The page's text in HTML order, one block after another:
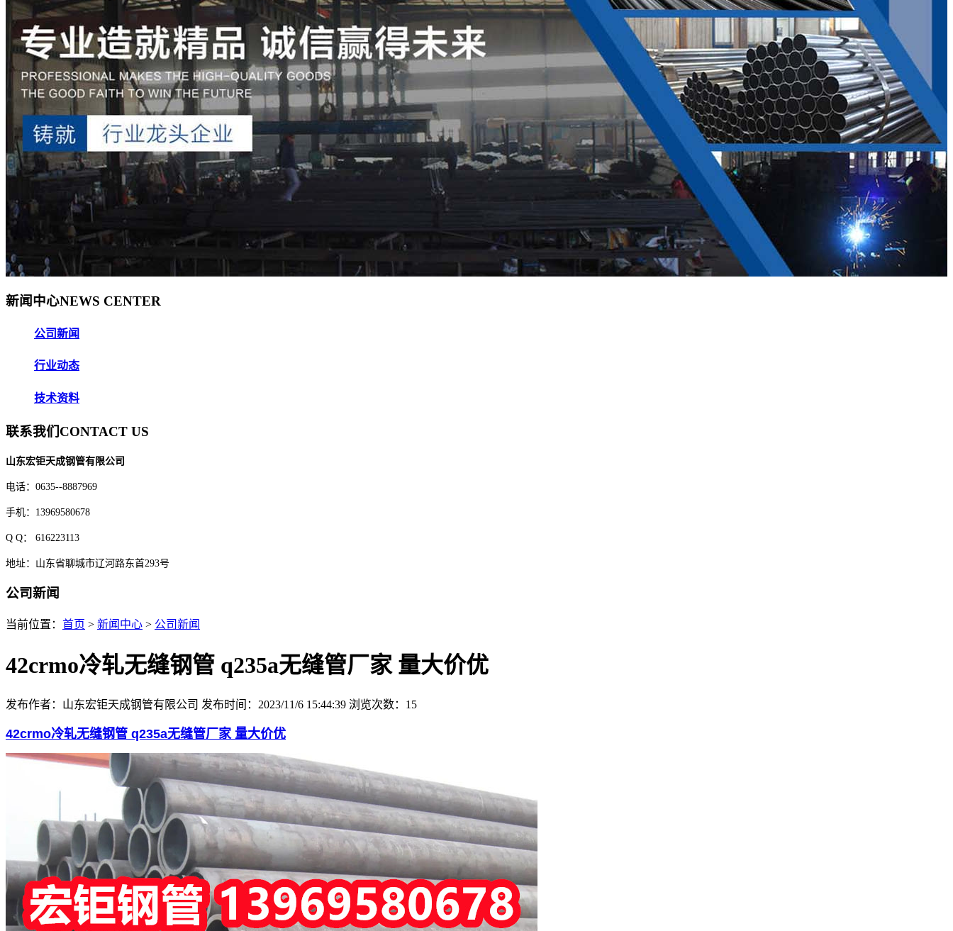
新闻中心NEWS CENTER
公司新闻
行业动态
技术资料
联系我们CONTACT US
山东宏钜天成钢管有限公司
电话：0635--8887969
手机：13969580678
Q Q： 616223113
地址：山东省聊城市辽河路东首293号
公司新闻
当前位置： 首页 > 新闻中心 > 公司新闻
42crmo冷轧无缝钢管 q235a无缝管厂家 量大价优
发布作者：山东宏钜天成钢管有限公司 发布时间：2023/11/6 15:44:39 浏览次数： 15
42crmo冷轧无缝钢管 q235a无缝管厂家 量大价优